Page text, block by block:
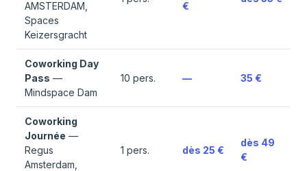
AMSTERDAM,
Spaces
Keizersgracht
€
Coworking Day
Pass —
Mindspace Dam
10 pers. — 35 €
Coworking
Journée —
Regus
Amsterdam,
1 pers. dès 25 €
dès 49
€